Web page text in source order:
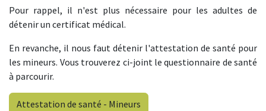
Pour rappel, il n'est plus nécessaire pour les adultes de
détenir un certificat médical.
En revanche, il nous faut détenir l'attestation de santé pour
les mineurs. Vous trouverez ci-joint le questionnaire de santé
à parcourir.
Attestation de santé - Mineurs